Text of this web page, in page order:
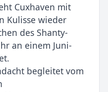
Cuxhaven mit
Kulisse wieder
des Shanty-
an einem Juni-
begleitet vom